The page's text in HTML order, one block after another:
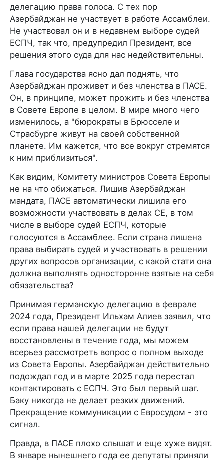
делегацию права голоса. С тех пор
Азербайджан не участвует в работе Ассамблеи.
Не участвовал он и в недавнем выборе судей
ЕСПЧ, так что, предупредил Президент, все
решения этого суда для нас недействительны.
Глава государства ясно дал поднять, что
Азербайджан проживет и без членства в ПАСЕ.
Он, в принципе, может прожить и без членства
в Совете Европе в целом. В мире много чего
изменилось, а "бюрократы в Брюсселе и
Страсбурге живут на своей собственной
планете. Им кажется, что все вокруг стремятся
к ним приблизиться".
Как видим, Комитету министров Совета Европы
не на что обижаться. Лишив Азербайджан
мандата, ПАСЕ автоматически лишила его
возможности участвовать в делах СЕ, в том
числе в выборе судей ЕСПЧ, которые
голосуются в Ассамблее. Если страна лишена
права выбирать судей и участвовать в решении
других вопросов организации, с какой стати она
должна выполнять односторонне взятые на себя
обязательства?
Принимая германскую делегацию в феврале
2024 года, Президент Ильхам Алиев заявил, что
если права нашей делегации не будут
восстановлены в течение года, мы можем
всерьез рассмотреть вопрос о полном выходе
из Совета Европы. Азербайджан действительно
подождал год и в марте 2025 года перестал
контактировать с ЕСПЧ. Это был первый шаг.
Баку никогда не делает резких движений.
Прекращение коммуникации с Евросудом - это
сигнал.
Правда, в ПАСЕ плохо слышат и еще хуже видят.
В январе нынешнего года ее депутаты приняли